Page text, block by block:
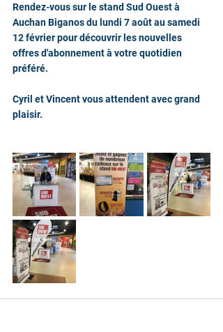
Rendez-vous sur le stand Sud Ouest à
Auchan Biganos du lundi 7 août au samedi
12 février pour découvrir les nouvelles
offres d'abonnement à votre quotidien
préféré.
Cyril et Vincent vous attendent avec grand
plaisir.